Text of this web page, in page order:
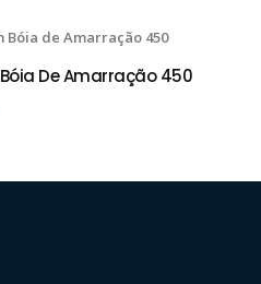
De Amarração 450